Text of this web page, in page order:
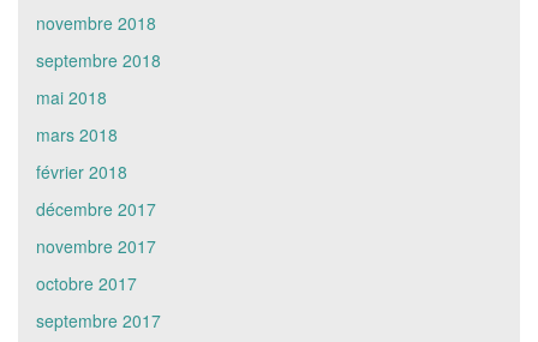
novembre 2018
septembre 2018
mai 2018
mars 2018
février 2018
décembre 2017
novembre 2017
octobre 2017
septembre 2017